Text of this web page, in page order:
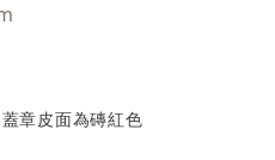
章皮面為磚紅色